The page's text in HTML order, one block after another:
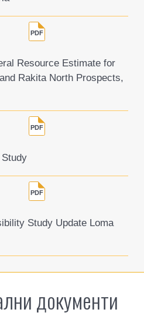
Resource Estimate for
Rakita North Prospects,
Study Update Loma
документи